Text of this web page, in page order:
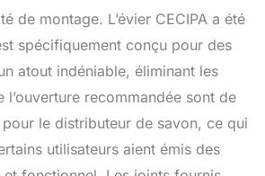
de montage. L’évier CECIPA a été
spécifiquement conçu pour des
atout indéniable, éliminant les
recommandée sont de
le distributeur de savon, ce qui
utilisateurs aient émis des